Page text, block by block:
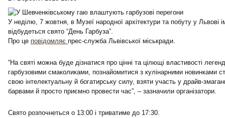
У неділю, 7 жовтня, в Музеї народної архітектури та побуту у Львові
відбудеться свято “День Гарбуза”.
Про це повідомляє прес-служба Львівської міськради.
“На святі можна буде дізнатися про цінні та цілющі властивості
гарбузовими смаколиками, познайомитися з кулінарними новинками
свою інтелектуальну й богатирську силу, взяти участь у драйв-
барвами й просто приємно провести час”, – зазначили організатори.
Свято розпочнеться о 13:00 і триватиме до 17:30.